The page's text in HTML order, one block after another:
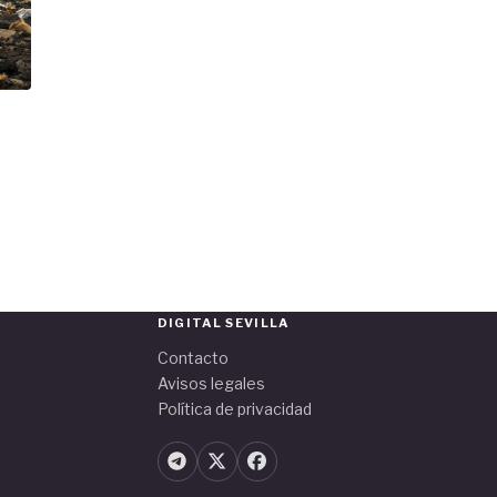
DIGITAL SEVILLA
Contacto
Avisos legales
Política de privacidad